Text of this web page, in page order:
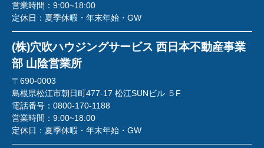
営業時間： 9:00~18:00
定休日： 夏季休暇・年末年始・GW
(株)穴吹ハウジングサービス 西日本不動産事業
部 山陰営業所
〒690-0003
島根県松江市朝日町477-17 松江SUNビル ５F
電話番号： 0800-170-1188
営業時間： 9:00~18:00
定休日： 夏季休暇・年末年始・GW